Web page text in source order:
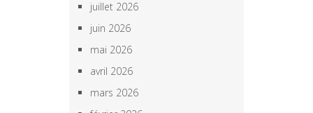
juillet 2026
juin 2026
mai 2026
avril 2026
mars 2026